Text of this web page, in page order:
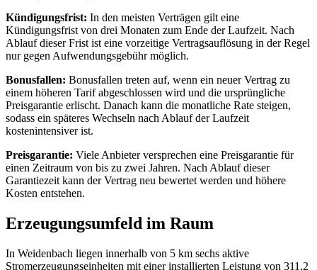
Kündigungsfrist: In den meisten Verträgen gilt eine
Kündigungsfrist von drei Monaten zum Ende der Laufzeit. Nach
Ablauf dieser Frist ist eine vorzeitige Vertragsauflösung in der Regel
nur gegen Aufwendungsgebühr möglich.
Bonusfallen: Bonusfallen treten auf, wenn ein neuer Vertrag zu
einem höheren Tarif abgeschlossen wird und die ursprüngliche
Preisgarantie erlischt. Danach kann die monatliche Rate steigen,
sodass ein späteres Wechseln nach Ablauf der Laufzeit
kostenintensiver ist.
Preisgarantie: Viele Anbieter versprechen eine Preisgarantie für
einen Zeitraum von bis zu zwei Jahren. Nach Ablauf dieser
Garantiezeit kann der Vertrag neu bewertet werden und höhere
Kosten entstehen.
Erzeugungsumfeld im Raum
In Weidenbach liegen innerhalb von 5 km sechs aktive
Stromerzeugungseinheiten mit einer installierten Leistung von 311,2